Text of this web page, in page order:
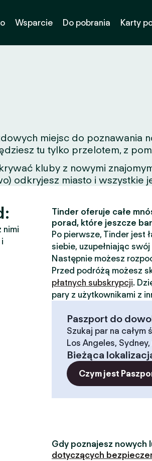
Wsparcie Do pobrania Karty
miejsc do poznawania
tu tylko przelotem, z
kluby z nowymi
odkryjesz miasto i wszystkie
nimi
Tinder oferuje całe
porad, które jeszcze
Po pierwsze, Tinder jest
siebie, uzupełniając
Następnie możesz
Przed podróżą możesz
płatnych subskrypcji.
pary z użytkownikami z
Paszport do
Szukaj par na całym
Los Angeles,
Bieżąca
Czym jest
Gdy poznajesz nowych
dotyczących